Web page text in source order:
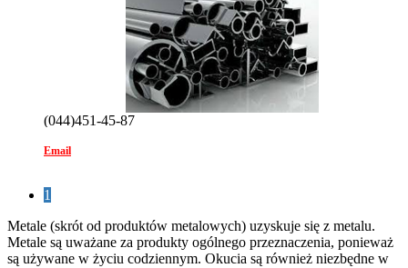
(044)451-45-87
Email
1
Metale (skrót od produktów metalowych) uzyskuje się z metalu.
Metale są uważane za produkty ogólnego przeznaczenia, ponieważ
są używane w życiu codziennym. Okucia są również niezbędne w